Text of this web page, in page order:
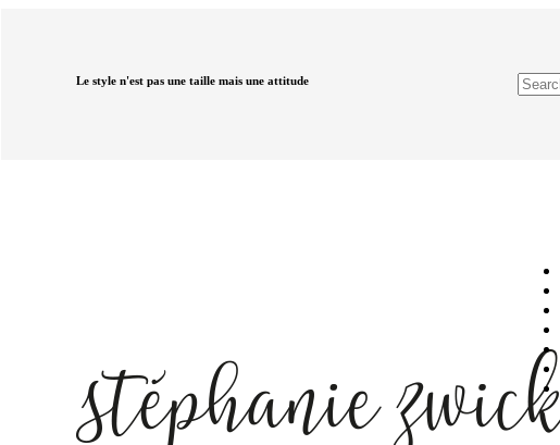
Le style n'est pas une taille mais une attitude